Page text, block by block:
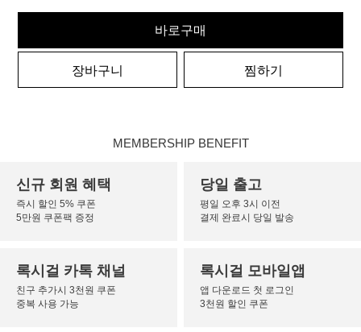
바로구매
장바구니 찜하기
MEMBERSHIP BENEFIT
신규 회원 혜택
즉시 할인 5% 쿠폰
5만원 쿠폰팩 증정
당일 출고
평일 오후 3시 이전
결제 완료시 당일 발송
록시걸 카톡 채널
친구 추가시 3천원 쿠폰
중복 사용 가능
록시걸 모바일앱
앱 다운로드 첫 로그인
3천원 할인 쿠폰